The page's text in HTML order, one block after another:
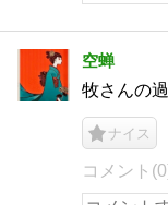
空蝉
牧さんの
ナイス
コメント